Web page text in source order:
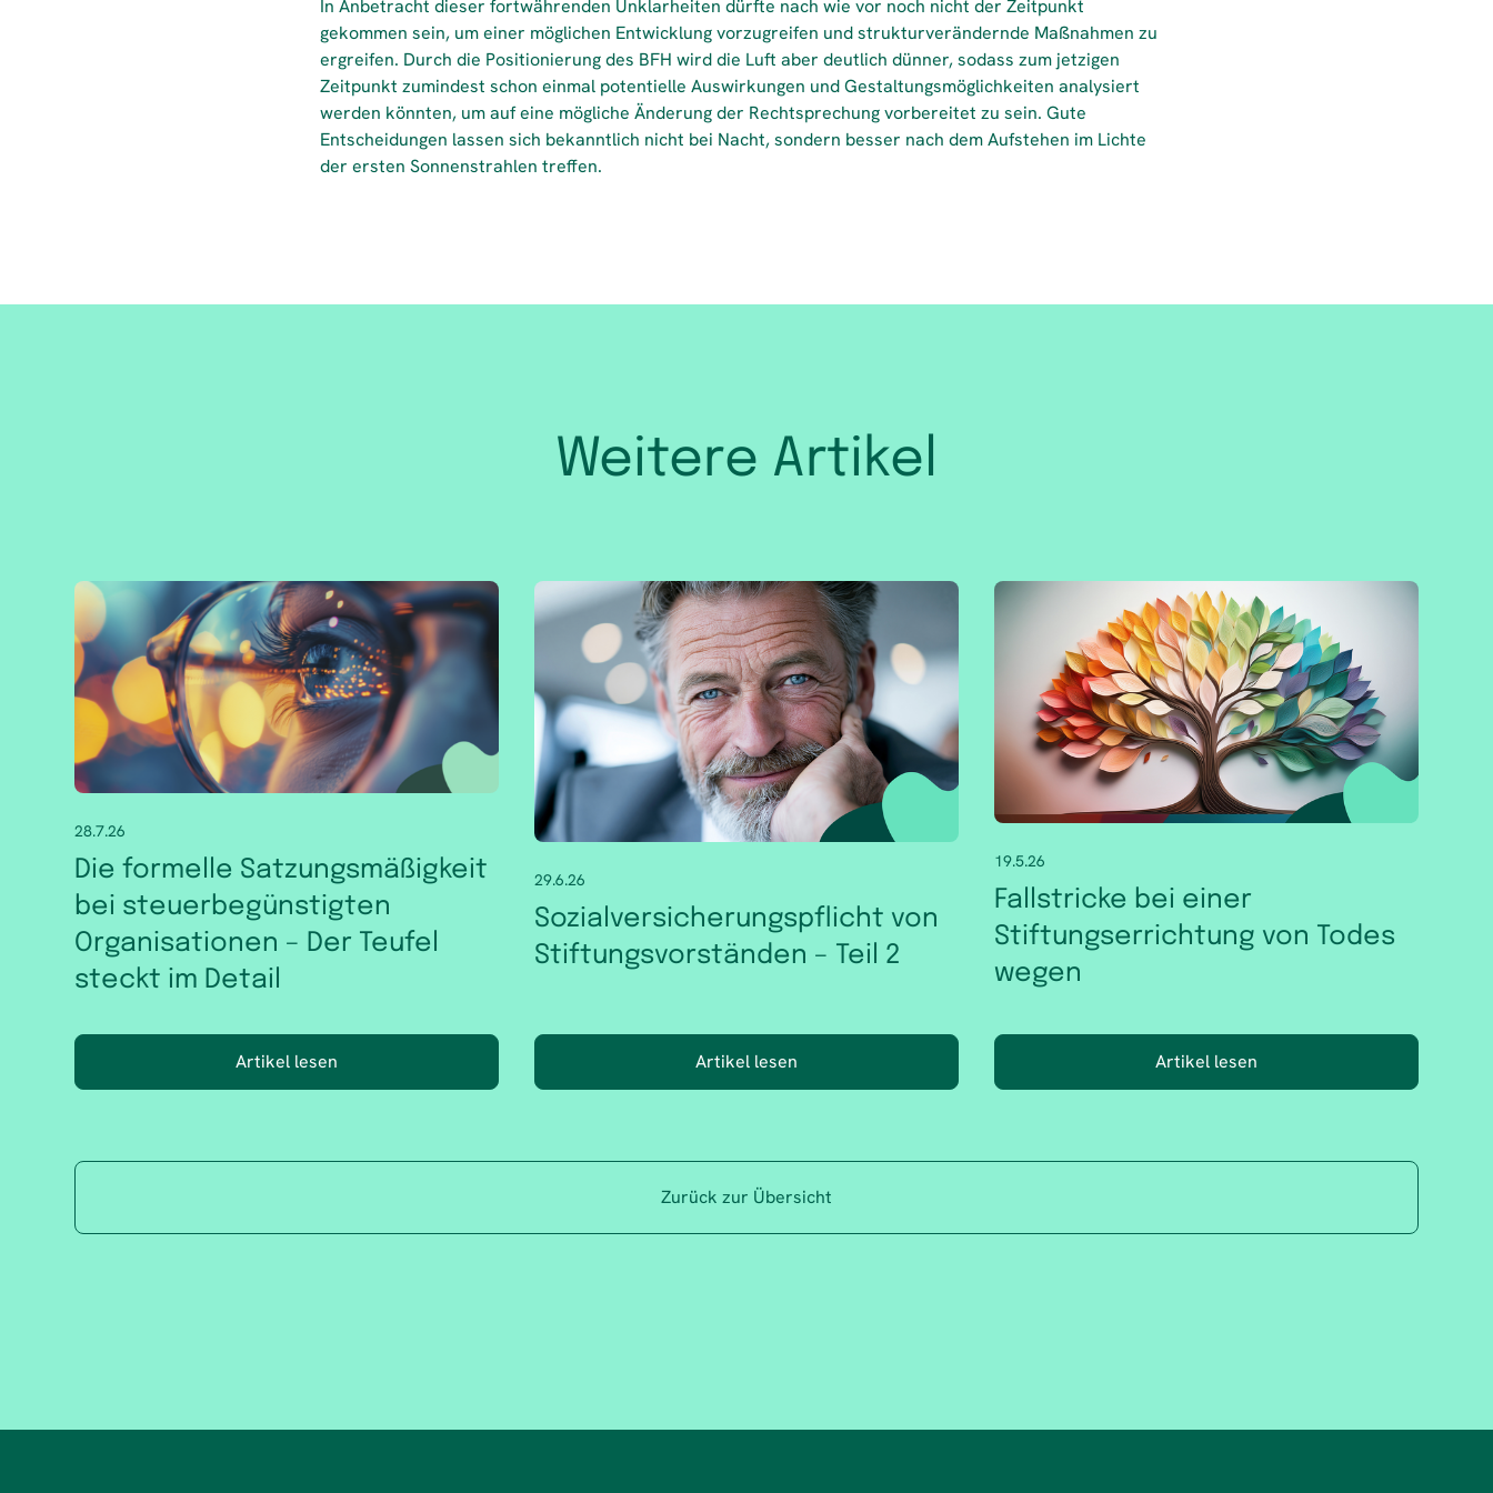
In Anbetracht dieser fortwährenden Unklarheiten dürfte nach wie vor noch nicht der Zeitpunkt
gekommen sein, um einer möglichen Entwicklung vorzugreifen und strukturverändernde Maßnahmen zu
ergreifen. Durch die Positionierung des BFH wird die Luft aber deutlich dünner, sodass zum jetzigen
Zeitpunkt zumindest schon einmal potentielle Auswirkungen und Gestaltungsmöglichkeiten analysiert
werden könnten, um auf eine mögliche Änderung der Rechtsprechung vorbereitet zu sein. Gute
Entscheidungen lassen sich bekanntlich nicht bei Nacht, sondern besser nach dem Aufstehen im Lichte
der ersten Sonnenstrahlen treffen.
Weitere Artikel
28.7.26
Die formelle Satzungsmäßigkeit
bei steuerbegünstigten
Organisationen – Der Teufel
steckt im Detail
Artikel lesen
29.6.26
Sozialversicherungspflicht von
Stiftungsvorständen – Teil 2
Artikel lesen
19.5.26
Fallstricke bei einer
Stiftungserrichtung von Todes
wegen
Artikel lesen
Zurück zur Übersicht